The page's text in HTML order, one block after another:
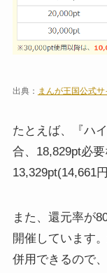
出典： まんが王国公式サ
たとえば、『ハ
合、18,829pt必
13,329pt(14,661
また、還元率が
開催しています
併用できるので